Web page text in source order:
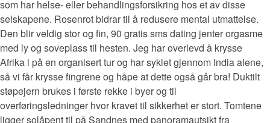
som har helse- eller behandlingsforsikring hos et av disse
selskapene. Rosenrot bidrar til å redusere mental utmattelse.
Den blir veldig stor og fin, 90 gratis sms dating jenter orgasme
med ly og soveplass til hesten. Jeg har overlevd å krysse
Afrika i på en organisert tur og har syklet gjennom India alene,
så vi får krysse fingrene og håpe at dette også går bra! Duktilt
støpejern brukes i første rekke i byer og til
overføringsledninger hvor kravet til sikkerhet er stort. Tomtene
ligger solåpent til på Sandnes med panoramautsikt fra